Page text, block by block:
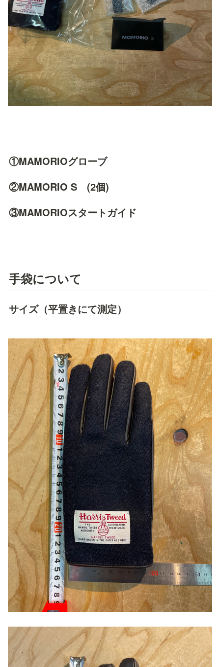
①MAMORIOグローブ
②MAMORIO S　(2個)
③MAMORIOスタートガイド
手袋について
サイズ（平置きにて測定）